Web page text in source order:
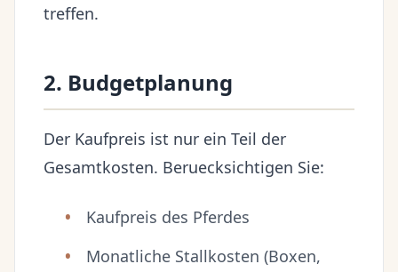
treffen.
2. Budgetplanung
Der Kaufpreis ist nur ein Teil der
Gesamtkosten. Beruecksichtigen Sie:
Kaufpreis des Pferdes
Monatliche Stallkosten (Boxen,